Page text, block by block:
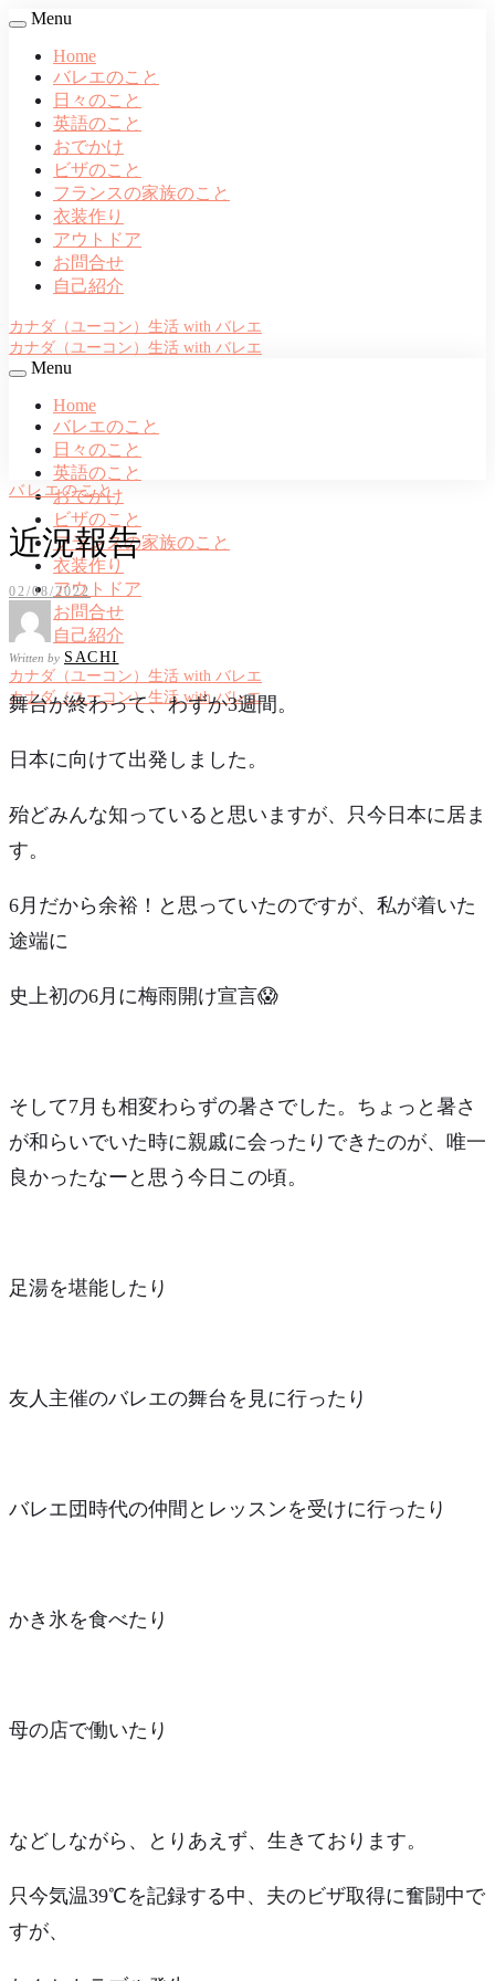
Menu
Home
バレエのこと
日々のこと
英語のこと
おでかけ
ビザのこと
フランスの家族のこと
衣装作り
アウトドア
お問合せ
自己紹介
カナダ（ユーコン）生活 with バレエ
カナダ（ユーコン）生活 with バレエ
Menu
Home
バレエのこと
日々のこと
英語のこと
おでかけ
ビザのこと
フランスの家族のこと
衣装作り
アウトドア
お問合せ
自己紹介
カナダ（ユーコン）生活 with バレエ
カナダ（ユーコン）生活 with バレエ
バレエのこと
近況報告
02/08/2022
Written by SACHI
舞台が終わって、わずか3週間。
日本に向けて出発しました。
殆どみんな知っていると思いますが、只今日本に居ま
す。
6月だから余裕！と思っていたのですが、私が着いた
途端に
史上初の6月に梅雨開け宣言😱
そして7月も相変わらずの暑さでした。ちょっと暑さ
が和らいでいた時に親戚に会ったりできたのが、唯一
良かったなーと思う今日この頃。
足湯を堪能したり
友人主催のバレエの舞台を見に行ったり
バレエ団時代の仲間とレッスンを受けに行ったり
かき氷を食べたり
母の店で働いたり
などしながら、とりあえず、生きております。
只今気温39℃を記録する中、夫のビザ取得に奮闘中で
すが、